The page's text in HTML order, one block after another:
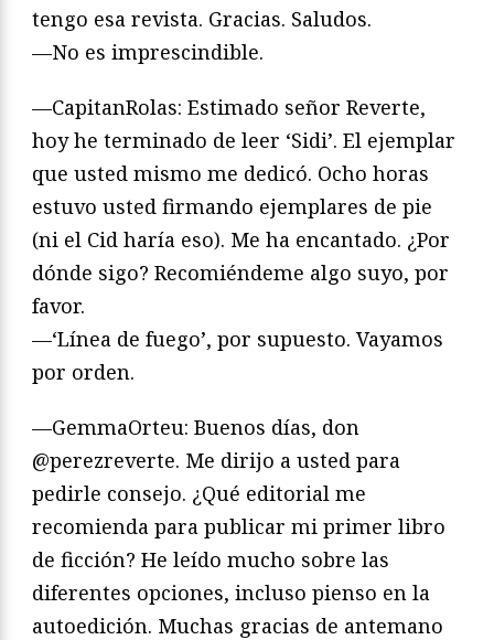
tengo esa revista. Gracias. Saludos.
—No es imprescindible.
—CapitanRolas: Estimado señor Reverte,
hoy he terminado de leer ‘Sidi’. El ejemplar
que usted mismo me dedicó. Ocho horas
estuvo usted firmando ejemplares de pie
(ni el Cid haría eso). Me ha encantado. ¿Por
dónde sigo? Recomiéndeme algo suyo, por
favor.
—‘Línea de fuego’, por supuesto. Vayamos
por orden.
—GemmaOrteu: Buenos días, don
@perezreverte. Me dirijo a usted para
pedirle consejo. ¿Qué editorial me
recomienda para publicar mi primer libro
de ficción? He leído mucho sobre las
diferentes opciones, incluso pienso en la
autoedición. Muchas gracias de antemano